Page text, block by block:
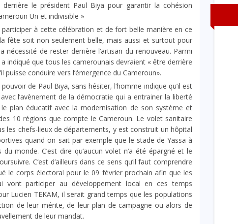
le président Paul Biya pour garantir la cohésion
Un et indivisible »
participer à cette célébration et de fort belle manière en ce
fête soit non seulement belle, mais aussi et surtout pour
de rester derrière l‘artisan du renouveau. Parmi
indiqué que tous les camerounais devraient « être derrière
puisse conduire vers l’émergence du Cameroun».
de Paul Biya, sans hésiter, l’homme indique qu’il est
l’avènement de la démocratie qui a entrainer la liberté
plan éducatif avec la modernisation de son système et
10 régions que compte le Cameroun. Le volet sanitaire
les chefs-lieux de départements, y est construit un hôpital
quand on sait par exemple que le stade de Yassa à
monde. C’est dire qu’aucun volet n’a été épargné et le
C’est d’ailleurs dans ce sens qu’il faut comprendre
le corps électoral pour le 09 février prochain afin que les
vont participer au développement local en ces temps
Lucien TEKAM, il serait grand temps que les populations
de leur mérite, de leur plan de campagne ou alors de
de leur mandat.